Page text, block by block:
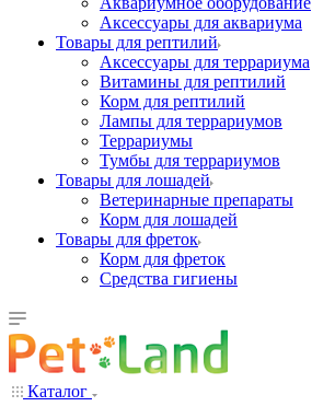
Аксессуары для аквариума
Товары для рептилий
Аксессуары для террариума
Витамины для рептилий
Корм для рептилий
Лампы для террариумов
Террариумы
Тумбы для террариумов
Товары для лошадей
Ветеринарные препараты
Корм для лошадей
Товары для фреток
Корм для фреток
Средства гигиены
Каталог